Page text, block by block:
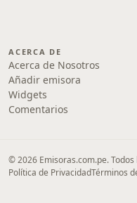
ACERCA DE
Acerca de Nosotros
Añadir emisora
Widgets
Comentarios
© 2026 Emisoras.com.pe.
Política de PrivacidadTérminos